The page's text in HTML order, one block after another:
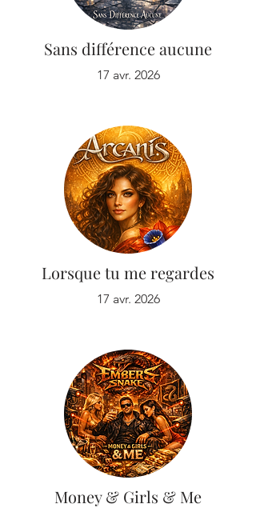
Sans différence aucune
17 avr. 2026
Lorsque tu me regardes
17 avr. 2026
Money & Girls & Me